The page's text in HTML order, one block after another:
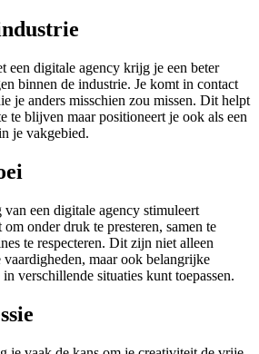
een digitale agency krijg je een beter
binnen de industrie. Je komt in contact
je anders misschien zou missen. Dit helpt
te blijven maar positioneert je ook als een
je vakgebied.
een digitale agency stimuleert
onder druk te presteren, samen te
te respecteren. Dit zijn niet alleen
maar ook belangrijke
verschillende situaties kunt toepassen.